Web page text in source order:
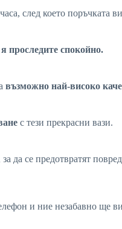
след което
проследите спокойно.
възможно най-високо
с тези прекрасни вази.
се предотвратят
и ние незабавно ще